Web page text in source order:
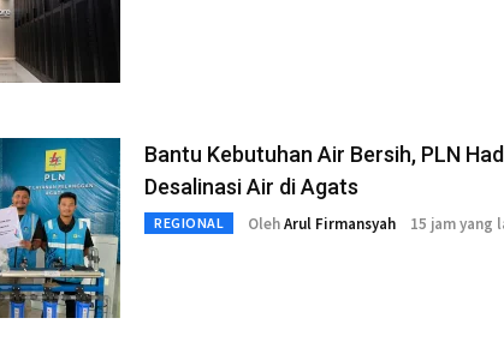
Bantu Kebutuhan Air Bersih, PLN
Desalinasi Air di Agats
REGIONAL OlehArul Firmansyah 15 jam yang